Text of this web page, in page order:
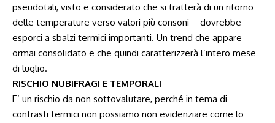
pseudotali, visto e considerato che si tratterà di un ritorno
delle temperature verso valori più consoni – dovrebbe
esporci a sbalzi termici importanti. Un trend che appare
ormai consolidato e che quindi caratterizzerà l’intero mese
di luglio.
RISCHIO NUBIFRAGI E TEMPORALI
E’ un rischio da non sottovalutare, perché in tema di
contrasti termici non possiamo non evidenziare come lo